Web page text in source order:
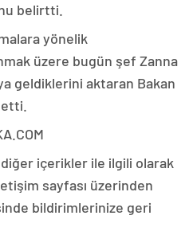
belirtti.
yönelik
üzere bugün şef Zanna
geldiklerini aktaran Bakan
içerikler ile ilgili olarak
sayfası üzerinden
bildirimlerinize geri